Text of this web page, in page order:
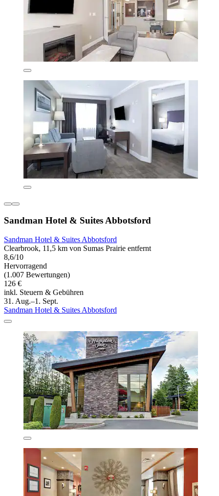
Sandman Hotel & Suites Abbotsford
Sandman Hotel & Suites Abbotsford
Clearbrook, 11,5 km von Sumas Prairie entfernt
8,6/10
Hervorragend
(1.007 Bewertungen)
126 €
inkl. Steuern & Gebühren
31. Aug.–1. Sept.
Sandman Hotel & Suites Abbotsford